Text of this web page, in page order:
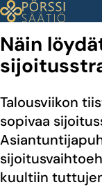
Siirry
sisältöön
Näin
Talousviikon
sopivaa
kuultiin